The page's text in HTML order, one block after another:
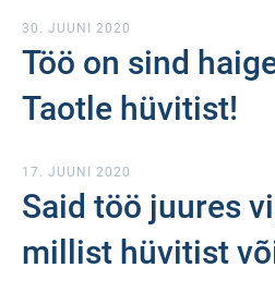
30. JUUNI 2020
Töö on sind
Taotle hüvitist!
17. JUUNI 2020
Said töö juures
millist hüvitist